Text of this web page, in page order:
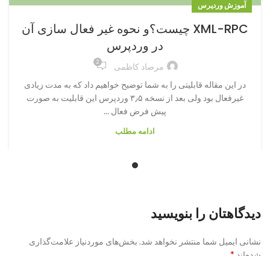
آموزش وردپرس
XML-RPC چیست؟و نحوه غیر فعال سازی آن
در وردپرس
مرصاد کاظمی 2
در این مقاله قابلیتی را به شما توضیح خواهیم داد که به مدت زیادی
غیرفعال بود ولی بعد از نسخه ۳٫۵ وردپرس این قابلیت به صورت
پیش فرض فعال ...
ادامه مطلب
دیدگاهتان را بنویسید
نشانی ایمیل شما منتشر نخواهد شد. بخش‌های موردنیاز علامت‌گذاری